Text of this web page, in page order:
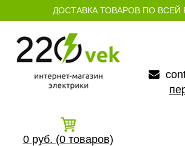
ДОСТАВКА ТОВАРОВ ПО ВСЕЙ
0 руб. (0 товаров)